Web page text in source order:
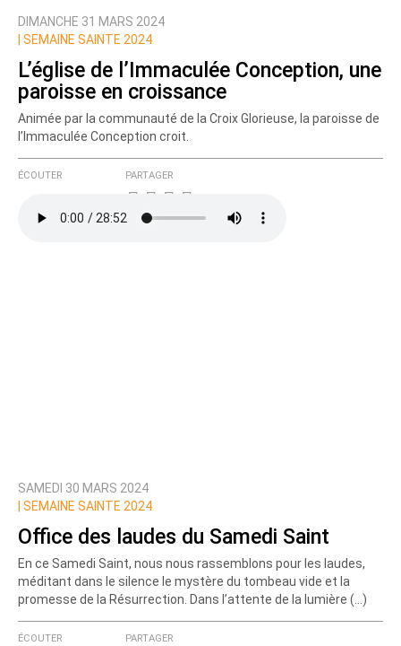
DIMANCHE 31 MARS 2024
SEMAINE SAINTE 2024
L’église de l’Immaculée Conception, une
paroisse en croissance
Animée par la communauté de la Croix Glorieuse, la paroisse de
l’Immaculée Conception croit.
ÉCOUTER PARTAGER
SAMEDI 30 MARS 2024
SEMAINE SAINTE 2024
Office des laudes du Samedi Saint
En ce Samedi Saint, nous nous rassemblons pour les laudes,
méditant dans le silence le mystère du tombeau vide et la
promesse de la Résurrection. Dans l’attente de la lumière (…)
ÉCOUTER PARTAGER